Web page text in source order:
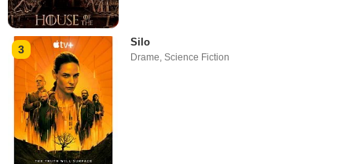
3
Silo
Drame,Science Fiction